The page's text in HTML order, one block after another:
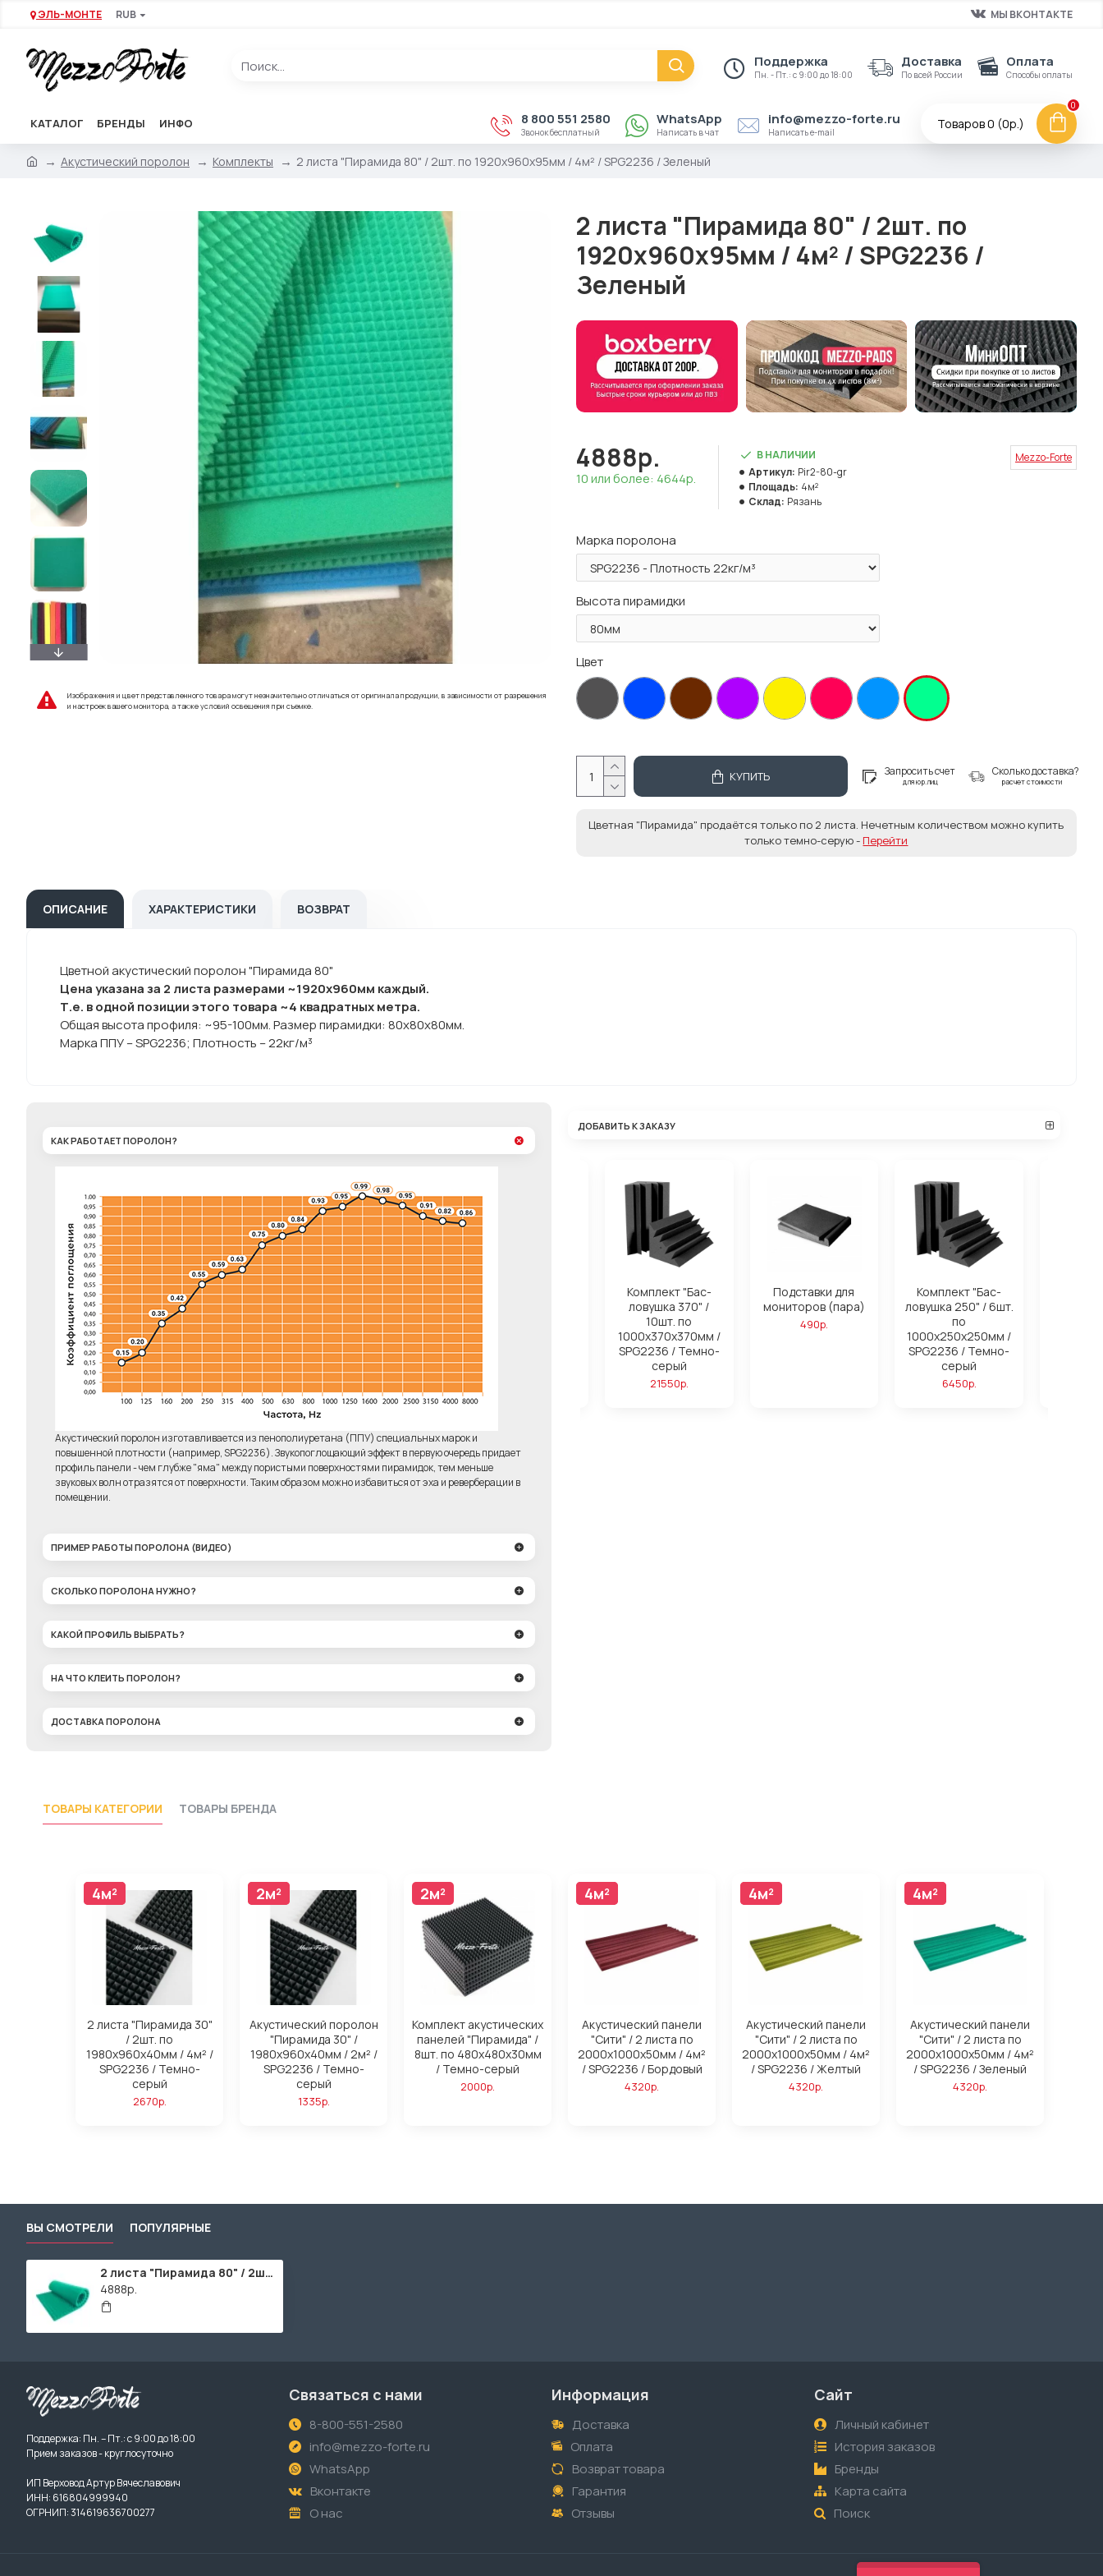
ЭЛЬ-МОНТЕ RUB МЫ ВКОНТАКТЕ
Поддержка
Пн. - Пт.: с 9:00 до 18:00
Доставка
По всей России
Оплата
Способы оплаты
КАТАЛОГ БРЕНДЫ ИНФО 8 800 551 2580
Звонок бесплатный
WhatsApp
Написать в чат
info@mezzo-forte.ru
Написать e-mail
Товаров 0 (0р.)
0
Акустический поролон Комплекты 2 листа "Пирамида 80" / 2шт. по 1920х960х95мм / 4м² / SPG2236 / Зеленый
Изображения и цвет представленного товара могут незначительно отличаться от оригинала продукции, в зависимости от разрешения
и настроек вашего монитора, а также условий освещения при съемке.
2 листа "Пирамида 80" / 2шт. по
1920х960х95мм / 4м² / SPG2236 /
Зеленый
4888р.
10 или более: 4644р.
В НАЛИЧИИ
Артикул: Pir2-80-gr
Площадь: 4м²
Склад: Рязань
Mezzo-Forte
Марка поролона
Высота пирамидки
Цвет
КУПИТЬ Запросить счет
для юр.лиц
Сколько доставка?
расчет стоимости
Цветная "Пирамида" продаётся только по 2 листа. Нечетным количеством можно купить
только темно-серую - Перейти
КАК РАБОТАЕТ ПОРОЛОН?
Акустический поролон изготавливается из пенополиуретана (ППУ) специальных марок и
повышенной плотности (например, SPG2236). Звукопоглощающий эффект в первую очередь придает
профиль панели - чем глубже "яма" между пористыми поверхностями пирамидок, тем меньше
звуковых волн отразятся от поверхности. Таким образом можно избавиться от эха и реверберации в
помещении.
ПРИМЕР РАБОТЫ ПОРОЛОНА (ВИДЕО)
СКОЛЬКО ПОРОЛОНА НУЖНО?
КАКОЙ ПРОФИЛЬ ВЫБРАТЬ?
НА ЧТО КЛЕИТЬ ПОРОЛОН?
ДОСТАВКА ПОРОЛОНА
ДОБАВИТЬ К ЗАКАЗУ
Комплект 6 штук
"Бас-ловушка"
6450р.
Клей для поролона
Elabond Basic
750р.
Комплект "Бас-
1000х280х280мм /
SPG2236 / Темно-
Комплект "Бас-
ловушка 370" /
10шт. по
1000х370х370мм /
SPG2236 / Темно-
серый
21550р.
Подставки для
мониторов (пара)
490р.
Комплект "Бас-
ловушка 250" / 6шт.
по
1000х250х250мм /
SPG2236 / Темно-
серый
6450р.
ОПИСАНИЕ ХАРАКТЕРИСТИКИ ВОЗВРАТ
Цветной акустический поролон "Пирамида 80"
Цена указана за 2 листа размерами ~1920х960мм каждый.
Т.е. в одной позиции этого товара ~4 квадратных метра.
Общая высота профиля: ~95-100мм. Размер пирамидки: 80x80x80мм.
Марка ППУ – SPG2236; Плотность – 22кг/м³
ТОВАРЫ КАТЕГОРИИ ТОВАРЫ БРЕНДА
4м²
4м²
2 листа "Пирамида 30"
/ 2шт. по
1980х960х40мм / 4м² /
SPG2236 / Темно-
серый
2670р.
2м²
2м²
Акустический поролон
"Пирамида 30" /
1980х960х40мм / 2м² /
SPG2236 / Темно-
серый
1335р.
2м²
Комплект акустических
панелей "Пирамида" /
8шт. по 480x480х30мм
/ Темно-серый
2000р.
4м²
4м²
Акустический панели
"Сити" / 2 листа по
2000х1000х50мм / 4м²
/ SPG2236 / Бордовый
4320р.
4м²
4м²
Акустический панели
"Сити" / 2 листа по
2000х1000х50мм / 4м²
/ SPG2236 / Желтый
4320р.
4м²
4м²
Акустический панели
"Сити" / 2 листа по
2000х1000х50мм / 4м²
/ SPG2236 / Зеленый
4320р.
ВЫ СМОТРЕЛИ ПОПУЛЯРНЫЕ
2 листа "Пирамида 80" / 2шт. по 1920х960х95мм / 4м² / SPG2236 / Зеленый
4888р.
Поддержка: Пн. – Пт.: с 9:00 до 18:00
Прием заказов - круглосуточно
ИП Верховод Артур Вячеславович
ИНН: 616804999940
ОГРНИП: 314619636700277
Связаться с нами
8-800-551-2580
info@mezzo-forte.ru
WhatsApp
Вконтакте
О нас
Информация
Доставка
Оплата
Возврат товара
Гарантия
Отзывы
Сайт
Личный кабинет
История заказов
Бренды
Карта сайта
Поиск